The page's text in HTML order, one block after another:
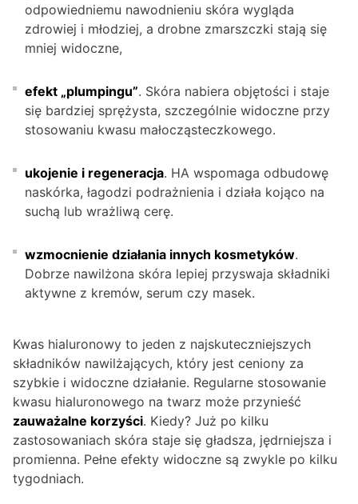
odpowiedniemu nawodnieniu skóra wygląda
zdrowiej i młodziej, a drobne zmarszczki stają się
mniej widoczne,
efekt „plumpingu”. Skóra nabiera objętości i staje
się bardziej sprężysta, szczególnie widoczne przy
stosowaniu kwasu małocząsteczkowego.
ukojenie i regeneracja. HA wspomaga odbudowę
naskórka, łagodzi podrażnienia i działa kojąco na
suchą lub wrażliwą cerę.
wzmocnienie działania innych kosmetyków.
Dobrze nawilżona skóra lepiej przyswaja składniki
aktywne z kremów, serum czy masek.
Kwas hialuronowy to jeden z najskuteczniejszych
składników nawilżających, który jest ceniony za
szybkie i widoczne działanie. Regularne stosowanie
kwasu hialuronowego na twarz może przynieść
zauważalne korzyści. Kiedy? Już po kilku
zastosowaniach skóra staje się gładsza, jędrniejsza i
promienna. Pełne efekty widoczne są zwykle po kilku
tygodniach.